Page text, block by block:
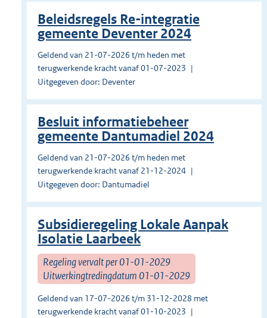
Beleidsregels Re-integratie
gemeente Deventer 2024
Geldend van 21-07-2026 t/m heden met
terugwerkende kracht vanaf 01-07-2023
Uitgegeven door: Deventer
Besluit informatiebeheer
gemeente Dantumadiel 2024
Geldend van 21-07-2026 t/m heden met
terugwerkende kracht vanaf 21-12-2024
Uitgegeven door: Dantumadiel
Subsidieregeling Lokale Aanpak
Isolatie Laarbeek
Regeling vervalt per 01-01-2029
Uitwerkingtredingdatum 01-01-2029
Geldend van 17-07-2026 t/m 31-12-2028 met
terugwerkende kracht vanaf 01-10-2023